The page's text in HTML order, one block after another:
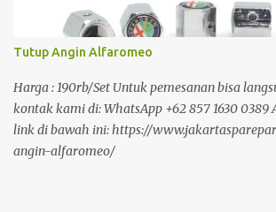
Tutup Angin Alfaromeo
Harga : 190rb/Set Untuk pemesanan bisa
kontak kami di: WhatsApp +62 857 1630
link di bawah ini: https://
angin-alfaromeo/